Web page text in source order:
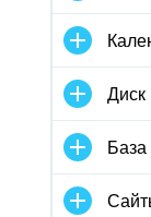
Диск
База